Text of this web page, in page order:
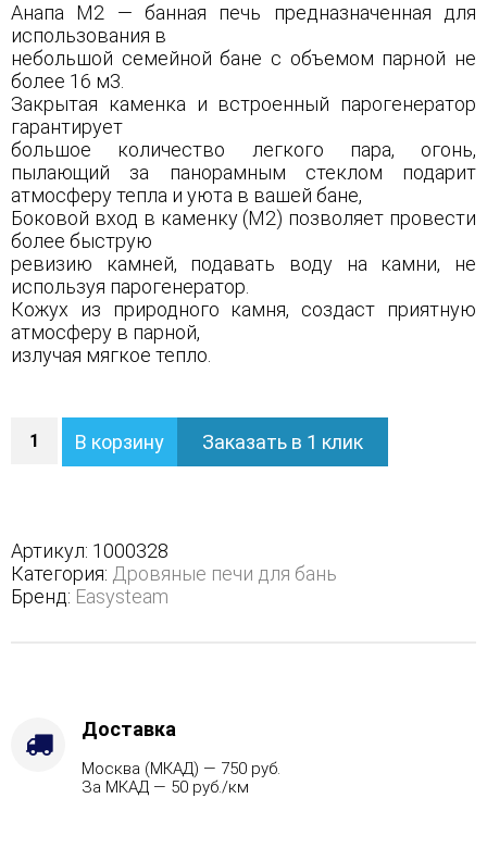
Анапа М2 — банная печь предназначенная для
использования в
небольшой семейной бане с объемом парной не
более 16 м3.
Закрытая каменка и встроенный парогенератор
гарантирует
большое количество легкого пара, огонь,
пылающий за панорамным стеклом подарит
атмосферу тепла и уюта в вашей бане,
Боковой вход в каменку (М2) позволяет провести
более быструю
ревизию камней, подавать воду на камни, не
используя парогенератор.
Кожух из природного камня, создаст приятную
атмосферу в парной,
излучая мягкое тепло.
Печь
Анапа
полноценном
кожухе
с
открытым
Футеровка,
Варианты
В корзину Заказать в 1 клик
Артикул: 1000328
Категория: Дровяные печи для бань
Бренд: Easysteam
Доставка
Москва (МКАД) — 750 руб.
За МКАД — 50 руб./км